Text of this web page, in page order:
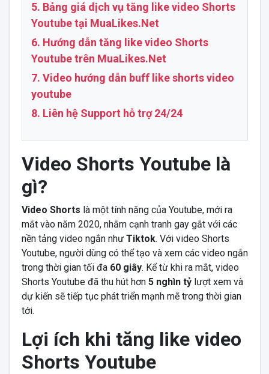
5. Bảng giá dịch vụ tăng like video Shorts
Youtube tại MuaLikes.Net
6. Hướng dẫn tăng like video Shorts
Youtube trên MuaLikes.Net
7. Video hướng dẫn buff like shorts video
youtube
8. Liên hệ Support hỗ trợ 24/24
Video Shorts Youtube là
gì?
Video Shorts là một tính năng của Youtube, mới ra
mắt vào năm 2020, nhằm cạnh tranh gay gắt với các
nền tảng video ngắn như Tiktok. Với video Shorts
Youtube, người dùng có thể tạo và xem các video ngắn
trong thời gian tối đa 60 giây. Kể từ khi ra mắt, video
Shorts Youtube đã thu hút hơn 5 nghìn tỷlượt xem và
dự kiến sẽ tiếp tục phát triển mạnh mẽ trong thời gian
tới.
Lợi ích khi tăng like video
Shorts Youtube